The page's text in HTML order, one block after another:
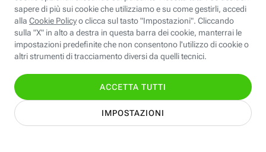
CM14 14 giorni
Identifica se
ricontrollare
corrispondenti
(impostata da
pagine
EBFC<BannerID> 7 giorni
Identifica la
banner
Identifica la